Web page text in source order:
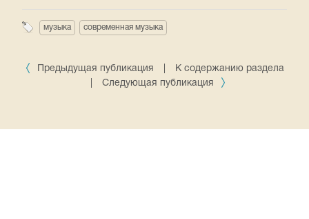
музыка современная музыка
Предыдущая публикация
К содержанию раздела
Следующая публикация